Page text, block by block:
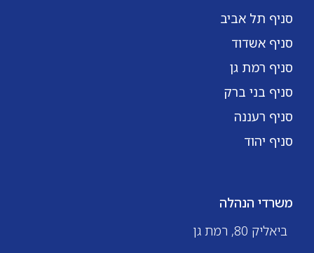
סניף תל אביב
סניף אשדוד
סניף רמת גן
סניף בני ברק
סניף רעננה
סניף יהוד
משרדי הנהלה
ביאליק 80, רמת גן